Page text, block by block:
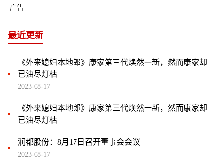
广告
最近更新
《外来媳妇本地郎》康家第三代焕然一新，然而康家却
已油尽灯枯
2023-08-17
《外来媳妇本地郎》康家第三代焕然一新，然而康家却
已油尽灯枯
润都股份：8月17日召开董事会会议
2023-08-17